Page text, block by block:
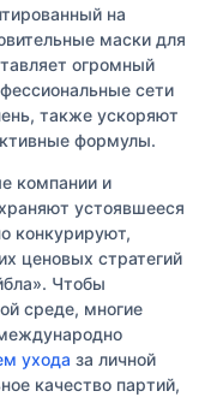
на
маски для
огромный
сети
также ускоряют
формулы.
компании и
устоявшееся
конкурируют,
ценовых стратегий
Чтобы
среде, многие
ухода за личной
качество партий,